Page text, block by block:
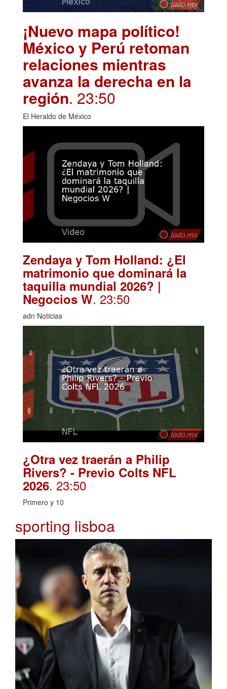
¡Nuevo mapa político!
México y Perú retoman
relaciones mientras
avanza la derecha en la
región. 23:50
El Heraldo de México
Zendaya y Tom Holland: ¿El
matrimonio que dominará la
taquilla mundial 2026? |
Negocios W. 23:50
adn Noticias
¿Otra vez traerán a Philip
Rivers? - Previo Colts NFL
2026. 23:50
Primero y 10
sporting lisboa